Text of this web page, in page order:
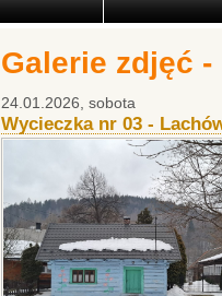
Galerie zdjęć -
24.01.2026, sobota
Wycieczka nr 03 -